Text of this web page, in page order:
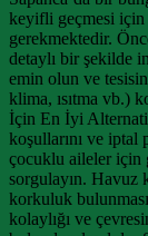
keyifli geçmesi için
gerekmektedir.
detaylı bir şekilde
emin olun ve
klima, ısıtma vb.)
İçin En İyi
koşullarını ve
çocuklu aileler için
sorgulayın. Havuz
korkuluk
kolaylığı ve